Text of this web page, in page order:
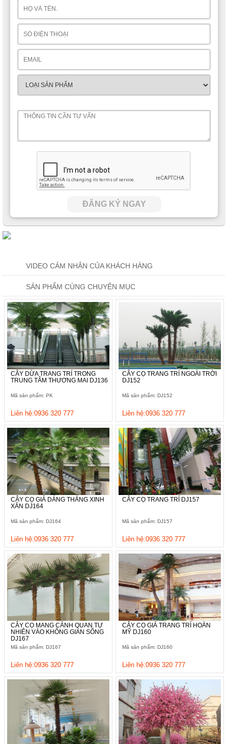
ĐĂNG KÝ NGAY
VIDEO CẢM NHẬN CỦA KHÁCH HÀNG
SẢN PHẨM CÙNG CHUYÊN MỤC
CÂY DỪA TRANG TRÍ TRONG
TRUNG TÂM THƯƠNG MAI DJ136
Mã sản phẩm: PK
Liên hệ:0936 320 777
CÂY CỌ TRANG TRÍ NGOÀI TRỜI
DJ152
Mã sản phẩm: DJ152
Liên hệ:0936 320 777
CÂY CỌ GIẢ DÁNG THẲNG XINH
XẮN DJ164
Mã sản phẩm: DJ164
Liên hệ:0936 320 777
CÂY CỌ TRANG TRÍ DJ157
Mã sản phẩm: DJ157
Liên hệ:0936 320 777
CÂY CỌ MANG CẢNH QUAN TỰ
NHIÊN VÀO KHÔNG GIAN SỐNG
DJ167
Mã sản phẩm: DJ167
Liên hệ:0936 320 777
CÂY CỌ GIẢ TRANG TRÍ HOÀN
MỸ DJ160
Mã sản phẩm: DJ160
Liên hệ:0936 320 777